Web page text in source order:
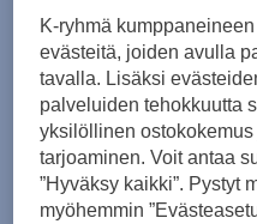
Lisää
K-ryhmä
evästeitä, joiden avulla
tavalla. Lisäksi
palveluiden tehokkuutta
yksilöllinen
tarjoaminen. Voit antaa
”Hyväksy kaikki”. Pystyt
myöhemmin